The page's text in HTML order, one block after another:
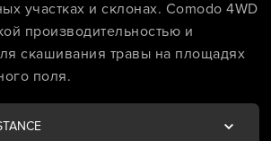
участках и склонах. Comodo 4WD
производительностью и
скашивания травы на площадях
поля.